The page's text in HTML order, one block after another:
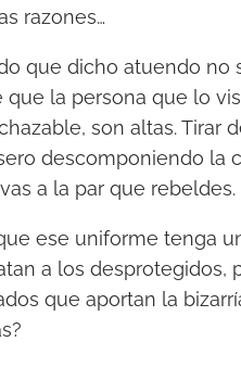
razones…
que dicho atuendo
que la persona que lo
son altas. Tirar
descomponiendo la
a la par que rebeldes.
ese uniforme tenga
a los desprotegidos,
que aportan la